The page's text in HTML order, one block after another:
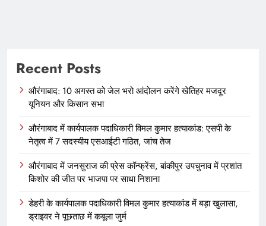
Recent Posts
औरंगाबाद: 10 अगस्त को जेल भरो आंदोलन करेंगे खेतिहर मजदूर
यूनियन और किसान सभा
औरंगाबाद में कार्यपालक पदाधिकारी विमल कुमार हत्याकांड: एसपी के
नेतृत्व में 7 सदस्यीय एसआईटी गठित, जांच तेज
औरंगाबाद में जनसुराज की प्रेस कॉन्फ्रेंस, बांकीपुर उपचुनाव में प्रशांत
किशोर की जीत पर भाजपा पर साधा निशाना
डेहरी के कार्यपालक पदाधिकारी विमल कुमार हत्याकांड में बड़ा खुलासा,
ड्राइवर ने पूछताछ में कबूला जुर्म